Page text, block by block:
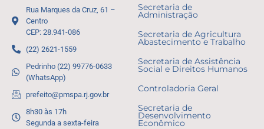
Rua Marques da Cruz, 61 –
Centro
CEP: 28.941-086
(22) 2621-1559
Pedrinho (22) 99776-0633
(WhatsApp)
prefeito@pmspa.rj.gov.br
8h30 às 17h
Segunda a sexta-feira
Secretaria de
Administração
Secretaria de Agricultura
Abastecimento e Trabalho
Secretaria de Assistência
Social e Direitos Humanos
Controladoria Geral
Secretaria de
Desenvolvimento
Econômico